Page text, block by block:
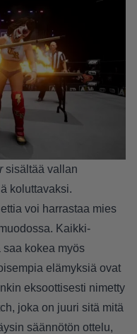
sisältää vallan
koluttavaksi.
voi harrastaa mies
Kaikki-
kokea myös
elämyksiä ovat
eksoottisesti nimetty
joka on juuri sitä mitä
säännötön ottelu,